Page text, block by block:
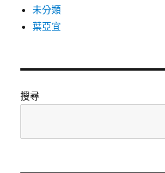
未分類
葉亞宜
搜尋